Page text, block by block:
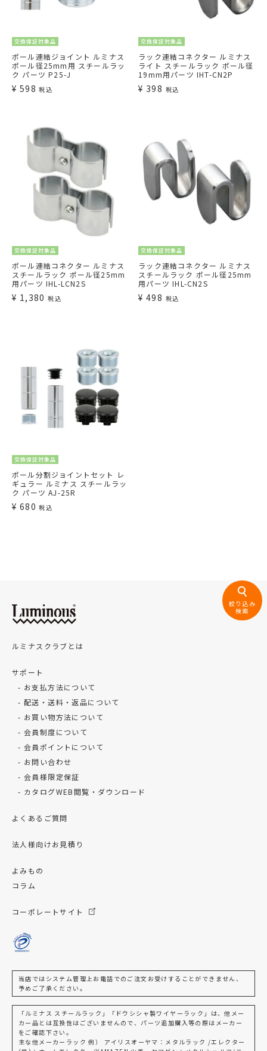
交換保証対象品
ポール連結ジョイント ルミナス
ポール径25mm用 スチールラッ
ク パーツ P25-J
¥ 598 税込
交換保証対象品
ラック連結コネクター ルミナス
ライト スチールラック ポール径
19mm用パーツ IHT-CN2P
¥ 398 税込
交換保証対象品
ポール連結コネクター ルミナス
スチールラック ポール径25mm
用パーツ IHL-LCN2S
¥ 1,380 税込
交換保証対象品
ラック連結コネクター ルミナス
スチールラック ポール径25mm
用パーツ IHL-CN2S
¥ 498 税込
交換保証対象品
ポール分割ジョイントセット レ
ギュラー ルミナス スチールラッ
ク パーツ AJ-25R
¥ 680 税込
絞り込み
検索
ルミナスクラブとは
サポート
お支払方法について
配送・送料・返品について
お買い物方法について
会員制度について
会員ポイントについて
お問い合わせ
会員様限定保証
カタログWEB閲覧・ダウンロード
よくあるご質問
法人様向けお見積り
よみもの
コラム
コーポレートサイト
当店ではシステム管理上お電話でのご注文お受けすることができません、
予めご了承ください。
「ルミナス スチールラック」「ドウシシャ製ワイヤーラック」は、他メー
カー品とは互換性はございませんので、パーツ追加購入等の際はメーカー
をご確認下さい。
主な他メーカーラック 例） アイリスオーヤマ：メタルラック /エレクター